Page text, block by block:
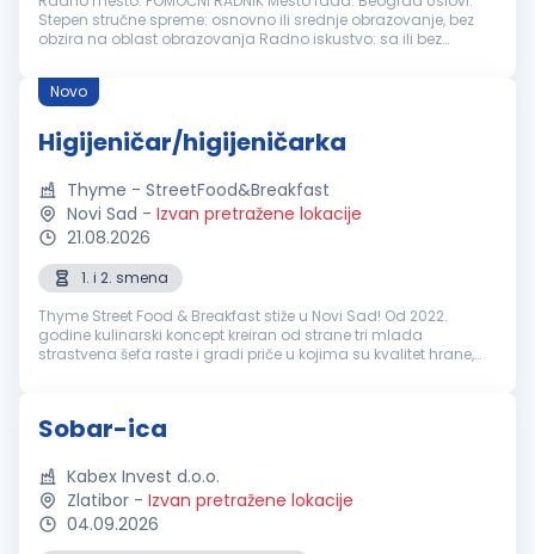
Stepen stručne spreme: osnovno ili srednje obrazovanje, bez
obzira na oblast obrazovanja Radno iskustvo: sa ili bez
kancelarijskog p...
Novo
Higijeničar/higijeničarka
Thyme - StreetFood&Breakfast
Novi Sad - Izvan pretražene lokacije
21.08.2026
1. i 2. smena
Thyme Street Food & Breakfast stiže u Novi Sad! Od 2022.
godine kulinarski koncept kreiran od strane tri mlada
strastvena šefa raste i gradi priče u kojima su kvalitet hrane,
Sobar-ica
Kabex Invest d.o.o.
Zlatibor - Izvan pretražene lokacije
04.09.2026